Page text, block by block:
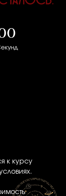
к курсу